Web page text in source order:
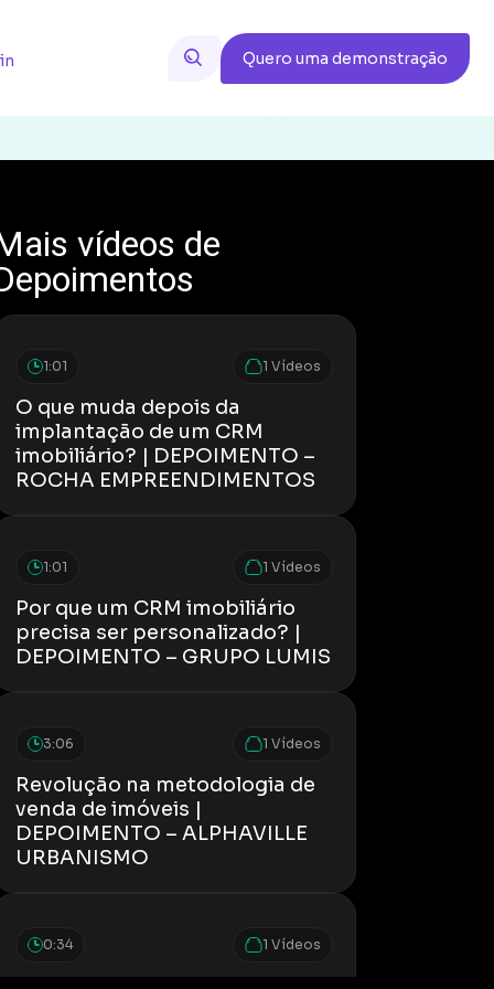
Quero uma demonstração
vídeos de
1:01 1 Vídeos
O que muda depois da
implantação de um CRM
imobiliário? | DEPOIMENTO –
ROCHA EMPREENDIMENTOS
1:01 1 Vídeos
Por que um CRM imobiliário
precisa ser personalizado? |
DEPOIMENTO – GRUPO LUMIS
3:06 1 Vídeos
Revolução na metodologia de
venda de imóveis |
DEPOIMENTO – ALPHAVILLE
URBANISMO
0:34 1 Vídeos